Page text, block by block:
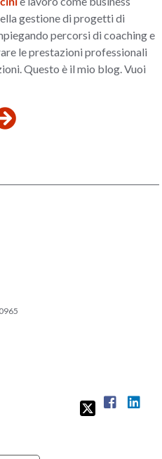
gestione di progetti di
percorsi di coaching e
le prestazioni professionali
Questo è il mio blog. Vuoi